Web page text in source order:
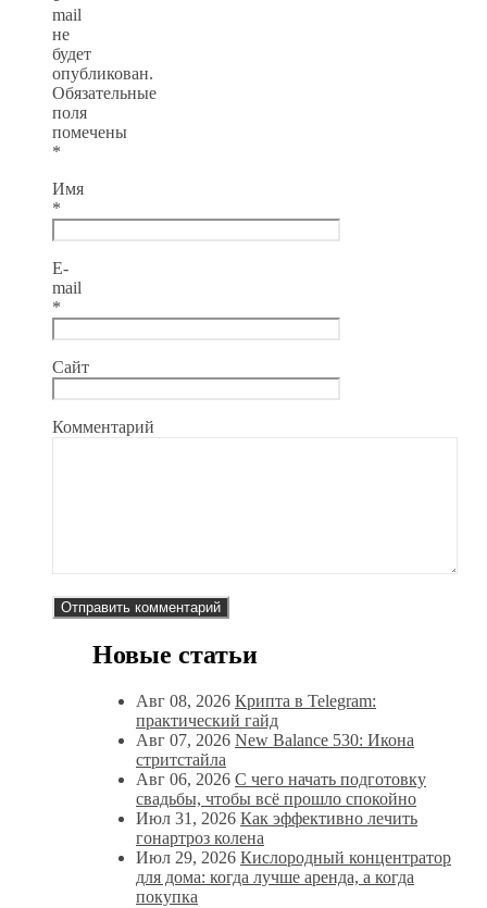
mail
не
будет
опубликован.
Обязательные
поля
помечены
*
Имя
*
E-
mail
*
Сайт
Комментарий
Новые статьи
Авг 08, 2026 Крипта в Telegram:
практический гайд
Авг 07, 2026 New Balance 530: Икона
стритстайла
Авг 06, 2026 С чего начать подготовку
свадьбы, чтобы всё прошло спокойно
Июл 31, 2026 Как эффективно лечить
гонартроз колена
Июл 29, 2026 Кислородный концентратор
для дома: когда лучше аренда, а когда
покупка